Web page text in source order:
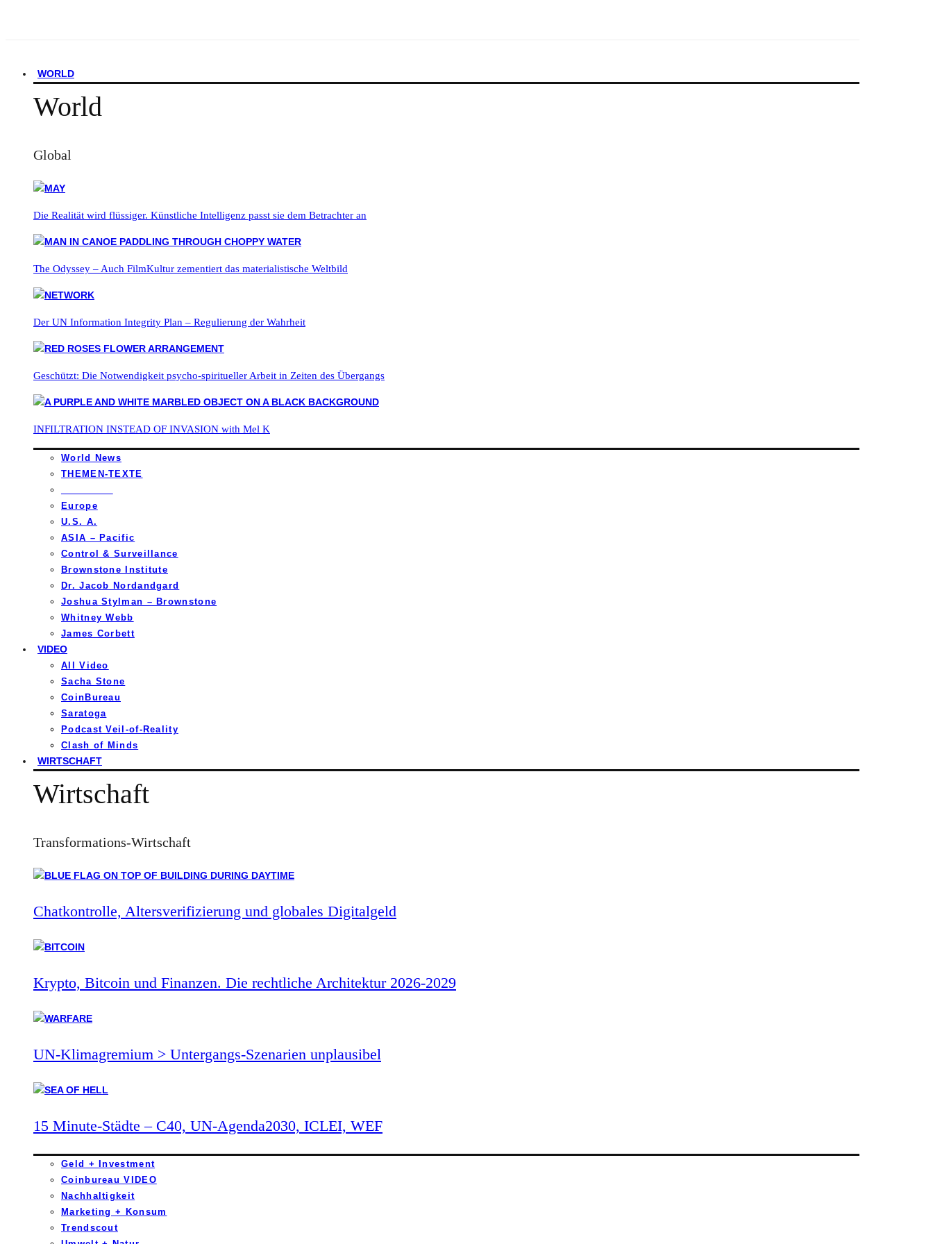
WORLD
World
Global
Die Realität wird flüssiger. Künstliche Intelligenz passt sie dem Betrachter an
The Odyssey – Auch FilmKultur zementiert das materialistische Weltbild
Der UN Information Integrity Plan – Regulierung der Wahrheit
Geschützt: Die Notwendigkeit psycho-spiritueller Arbeit in Zeiten des Übergangs
INFILTRATION INSTEAD OF INVASION with Mel K
World News
THEMEN-TEXTE
Europe
U.S. A.
ASIA – Pacific
Control & Surveillance
Brownstone Institute
Dr. Jacob Nordandgard
Joshua Stylman – Brownstone
Whitney Webb
James Corbett
VIDEO
All Video
Sacha Stone
CoinBureau
Saratoga
Podcast Veil-of-Reality
Clash of Minds
WIRTSCHAFT
Wirtschaft
Transformations-Wirtschaft
Chatkontrolle, Altersverifizierung und globales Digitalgeld
Krypto, Bitcoin und Finanzen. Die rechtliche Architektur 2026-2029
UN-Klimagremium > Untergangs-Szenarien unplausibel
15 Minute-Städte – C40, UN-Agenda2030, ICLEI, WEF
Geld + Investment
Coinbureau VIDEO
Nachhaltigkeit
Marketing + Konsum
Trendscout